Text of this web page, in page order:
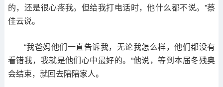
的，还是很心疼我。但给我打电话时，他什么都不说。”蔡
佳云说。
“我爸妈他们一直告诉我，无论我怎么样，他们都没有
看错我，我就是他们心中最好的。”他说，等到本届冬残奥
会结束，就回去陪陪家人。